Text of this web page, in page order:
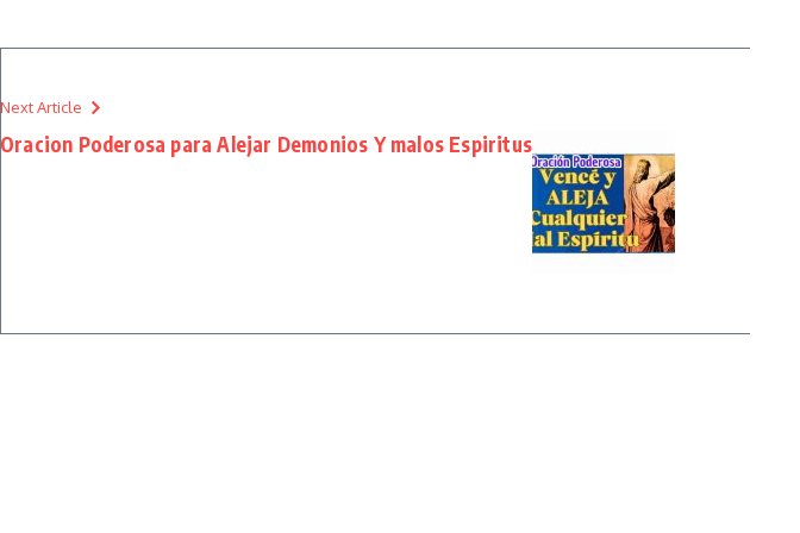
Next Article
Oracion Poderosa para Alejar Demonios Y malos Espiritus